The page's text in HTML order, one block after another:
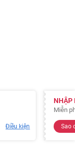
Điều kiện
NHẬP
Miễn
Sao